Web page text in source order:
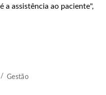
a assistência ao paciente",
Gestão